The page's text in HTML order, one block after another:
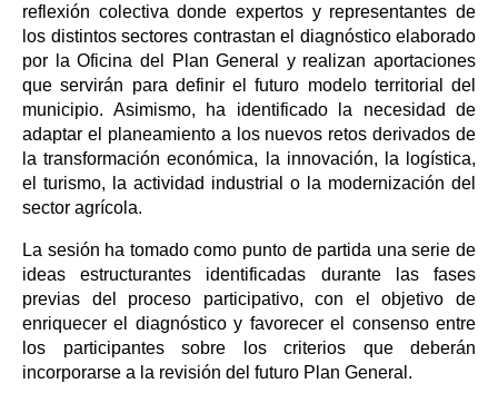
reflexión colectiva donde expertos y representantes de
los distintos sectores contrastan el diagnóstico elaborado
por la Oficina del Plan General y realizan aportaciones
que servirán para definir el futuro modelo territorial del
municipio. Asimismo, ha identificado la necesidad de
adaptar el planeamiento a los nuevos retos derivados de
la transformación económica, la innovación, la logística,
el turismo, la actividad industrial o la modernización del
sector agrícola.
La sesión ha tomado como punto de partida una serie de
ideas estructurantes identificadas durante las fases
previas del proceso participativo, con el objetivo de
enriquecer el diagnóstico y favorecer el consenso entre
los participantes sobre los criterios que deberán
incorporarse a la revisión del futuro Plan General.